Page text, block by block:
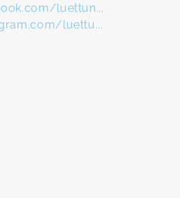
luettun...
luettu...